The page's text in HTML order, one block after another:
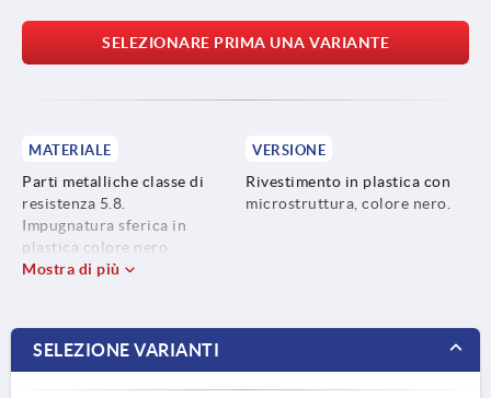
SELEZIONARE PRIMA UNA VARIANTE
MATERIALE
Parti metalliche classe di
resistenza 5.8.
Impugnatura sferica in
plastica colore nero.
VERSIONE
Rivestimento in plastica con
microstruttura, colore nero.
Mostra di più
SELEZIONE VARIANTI